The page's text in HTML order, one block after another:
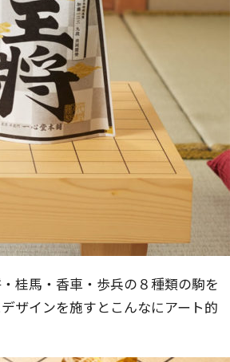
桂馬・香車・歩兵の８種類の駒を
ザインを施すとこんなにアート的